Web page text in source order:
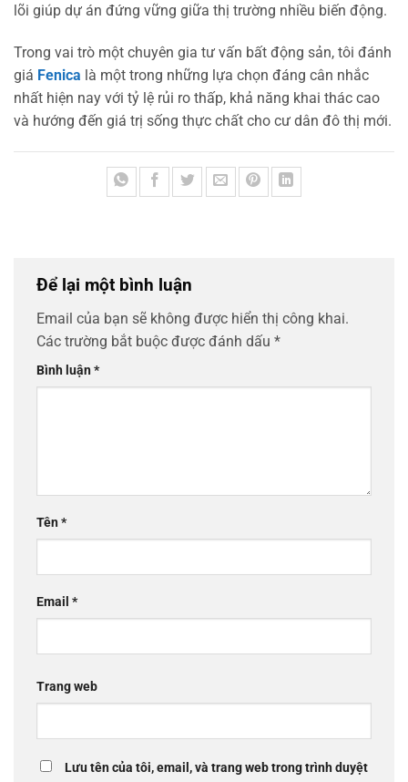
lõi giúp dự án đứng vững giữa thị trường nhiều biến động.
Trong vai trò một chuyên gia tư vấn bất động sản, tôi đánh
giá Fenica là một trong những lựa chọn đáng cân nhắc
nhất hiện nay với tỷ lệ rủi ro thấp, khả năng khai thác cao
và hướng đến giá trị sống thực chất cho cư dân đô thị mới.
Để lại một bình luận
Email của bạn sẽ không được hiển thị công khai.
Các trường bắt buộc được đánh dấu *
Bình luận*
Tên*
Email *
Trang web
Lưu tên của tôi, email, và trang web trong trình duyệt